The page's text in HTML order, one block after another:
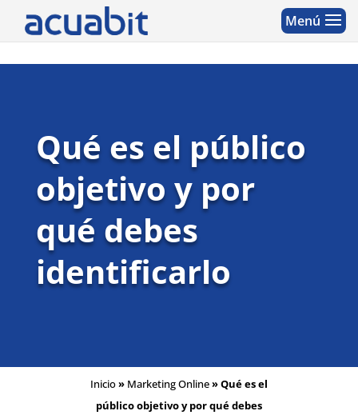
Qué es el público
objetivo y por
qué debes
identificarlo
Inicio» Marketing Online»Qué es el
público objetivo y por qué debes